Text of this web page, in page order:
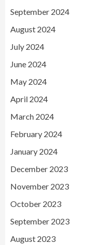
September 2024
August 2024
July 2024
June 2024
May 2024
April 2024
March 2024
February 2024
January 2024
December 2023
November 2023
October 2023
September 2023
August 2023